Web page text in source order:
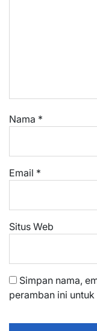
Nama *
Email *
Situs Web
Simpan nama,
peramban ini